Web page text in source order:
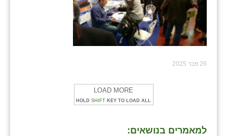
26 פבר 2025
LOAD MORE
HOLD SHIFT KEY TO LOAD ALL
למאמרים בנושאים: